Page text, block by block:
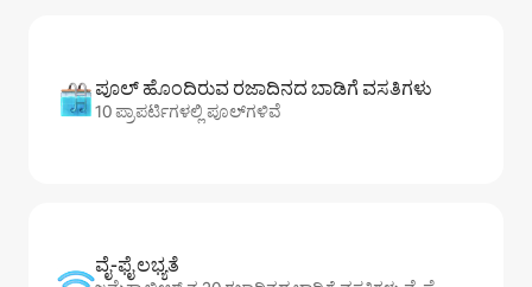
ಪೂಲ್ ಹೊಂದಿರುವ ರಜಾದಿನದ ಬಾಡಿಗೆ ವಸತಿಗಳು
10 ಪ್ರಾಪರ್ಟಿಗಳಲ್ಲಿ ಪೂಲ್‌‌‌‌‌‌‌‌‌ಗಳಿವೆ
ವೈ-ಫೈ ಲಭ್ಯತೆ